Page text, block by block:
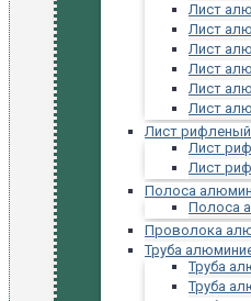
Лист
Лист
Лист
Лист
Лист
Лист
Лист
Лист
Лист
Полоса
Полоса
Проволока
Труба
Труба
Труба